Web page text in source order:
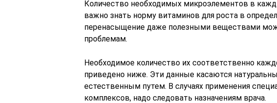
Количество необходимых микроэлементов в
важно знать норму витаминов для роста в
перенасыщение даже полезными веществами
проблемам.
Необходимое количество их соответственно
приведено ниже. Эти данные касаются
естественным путем. В случаях применения
комплексов, надо следовать назначениям врача.